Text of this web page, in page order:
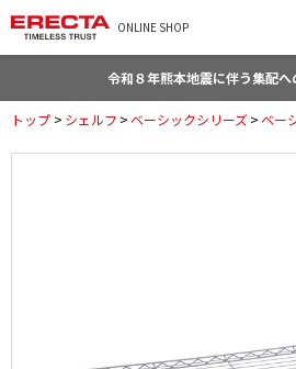
ONLINE SHOP
令和８年熊本地震に伴う集配へ
トップ > シェルフ >ベーシックシリーズ>ベー